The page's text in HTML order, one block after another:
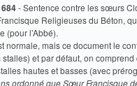
- Sentence contre les sœurs
Religieuses du Béton,
(pour l’Abbé).
normale, mais ce document le
stalles) et par défaut, on
hautes et basses (avec
ordonné que Sœur Francisque